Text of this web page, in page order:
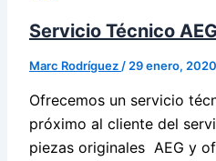
Servicio Técnico
Marc Rodríguez/29 enero, 2020
Ofrecemos un servicio
próximo al cliente del
piezas originales AEG y